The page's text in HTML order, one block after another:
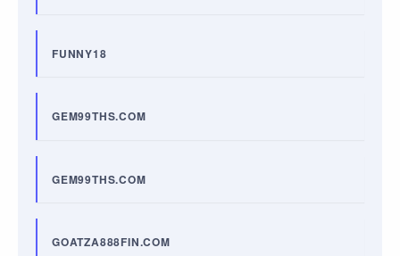
FUNNY18
GEM99THS.COM
GEM99THS.COM
GOATZA888FIN.COM